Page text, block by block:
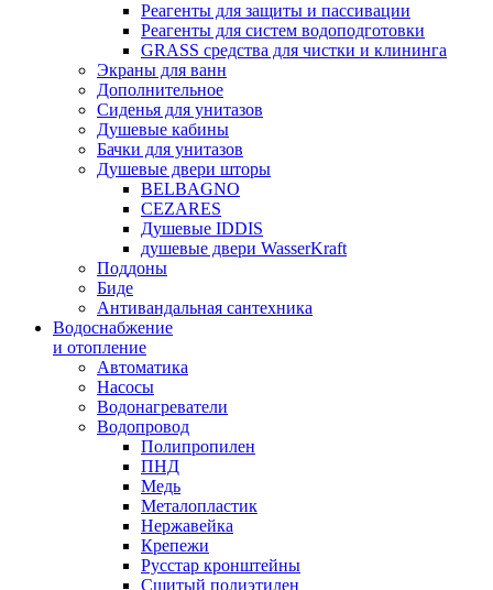
Реагенты для защиты и пассивации
Реагенты для систем водоподготовки
GRASS средства для чистки и клининга
Экраны для ванн
Дополнительное
Сиденья для унитазов
Душевые кабины
Бачки для унитазов
Душевые двери шторы
BELBAGNO
CEZARES
Душевые IDDIS
душевые двери WasserKraft
Поддоны
Биде
Антивандальная сантехника
Водоснабжение
и отопление
Автоматика
Насосы
Водонагреватели
Водопровод
Полипропилен
ПНД
Медь
Металопластик
Нержавейка
Крепежи
Русстар кронштейны
Сшитый полиэтилен